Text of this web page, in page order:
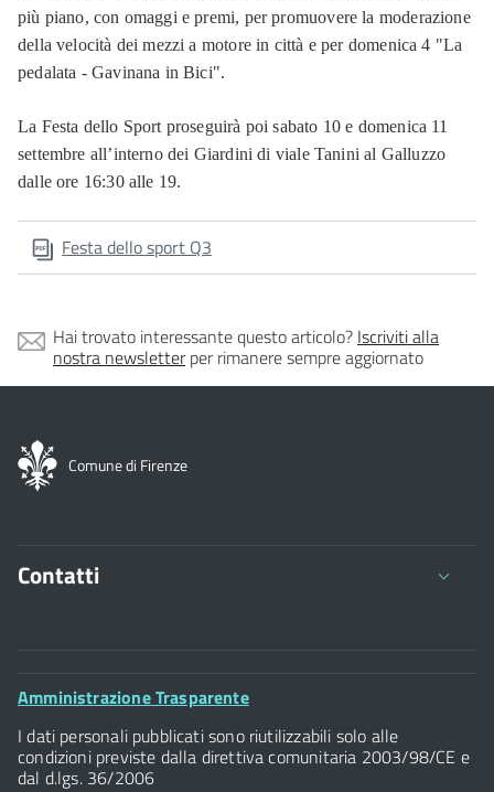
più piano, con omaggi e premi, per promuovere la moderazione
della velocità dei mezzi a motore in città e per domenica 4 "La
pedalata - Gavinana in Bici".
La Festa dello Sport proseguirà poi sabato 10 e domenica 11
settembre all’interno dei Giardini di viale Tanini al Galluzzo
dalle ore 16:30 alle 19.
Festa dello sport Q3
Hai trovato interessante questo articolo? Iscriviti alla
nostra newsletterper rimanere sempre aggiornato
Comune di Firenze
Contatti
Comune di Firenze
Palazzo Vecchio
Piazza della Signoria - 50122, Firenze
P.IVA 01307110484
Footer
Amministrazione Trasparente
I dati personali pubblicati sono riutilizzabili solo alle
condizioni previste dalla direttiva comunitaria 2003/98/CE e
dal d.lgs. 36/2006